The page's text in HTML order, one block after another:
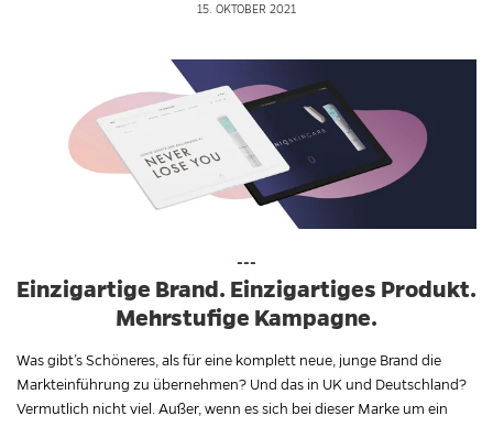
15. OKTOBER 2021
---
Einzigartige Brand. Einzigartiges Produkt.
Mehrstufige Kampagne.
Was gibt’s Schöneres, als für eine komplett neue, junge Brand die
Markteinführung zu übernehmen? Und das in UK und Deutschland?
Vermutlich nicht viel. Außer, wenn es sich bei dieser Marke um ein